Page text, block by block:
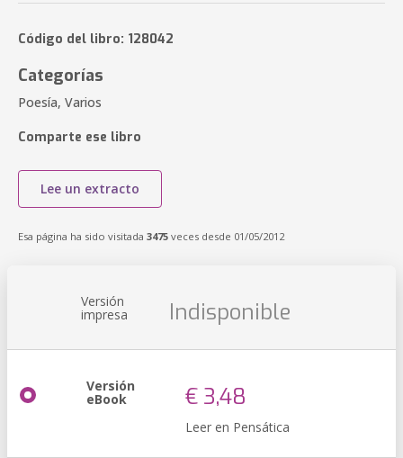
Código del libro: 128042
Categorías
Poesía, Varios
Comparte ese libro
Lee un extracto
Esa página ha sido visitada 3475 veces desde 01/05/2012
Versión
impresa Indisponible
Versión
eBook € 3,48
Leer en Pensática